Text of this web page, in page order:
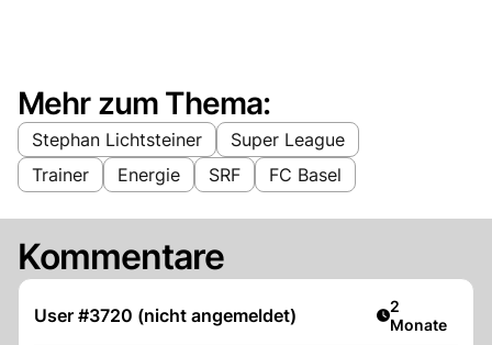
Mehr zum Thema:
Stephan Lichtsteiner
Super League
Trainer
Energie SRF FC Basel
Kommentare
User #3720 (nicht angemeldet) Artikel
2
Monate